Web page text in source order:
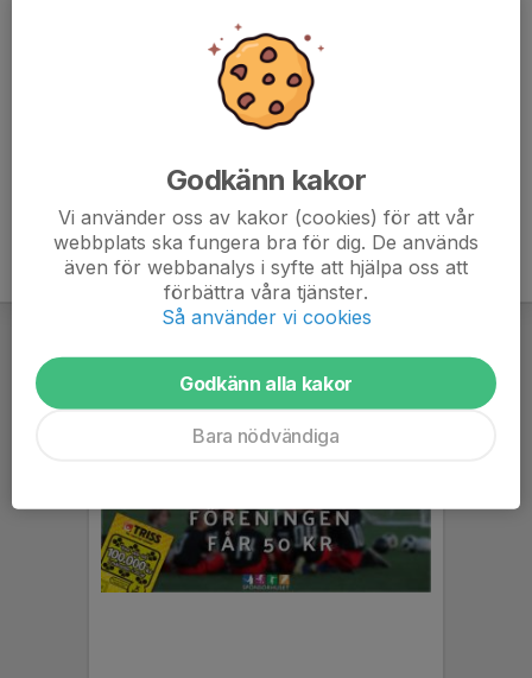
Godkänn kakor
Vi använder oss av kakor (cookies) för att vår
webbplats ska fungera bra för dig. De används
även för webbanalys i syfte att hjälpa oss att
förbättra våra tjänster.
Så använder vi cookies
Godkänn alla kakor
Bara nödvändiga